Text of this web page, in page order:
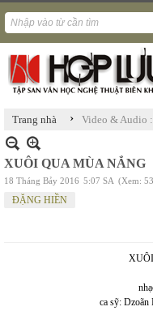
Trang nhà › Video & Audio
XUÔI QUA MÙA NẮNG
18 Tháng Bảy 2016 5:07 SA (Xem:
ĐẶNG HIỀN
ca sỹ: